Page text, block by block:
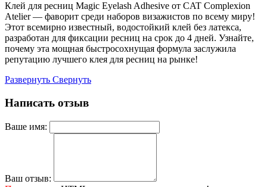
Клей для ресниц Magic Eyelash Adhesive от CAT Complexion
Atelier — фаворит среди наборов визажистов по всему миру!
Этот всемирно известный, водостойкий клей без латекса,
разработан для фиксации ресниц на срок до 4 дней. Узнайте,
почему эта мощная быстросохнущая формула заслужила
репутацию лучшего клея для ресниц на рынке!
Развернуть Свернуть
Написать отзыв
Ваше имя:
Ваш отзыв: